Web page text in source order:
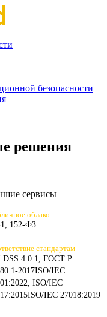
безопасности
решения
сервисы
облако
152-ФЗ
стандартам
DSS 4.0.1, ГОСТ Р
2017ISO/IEC
ISO/IEC
ISO/IEC 27018:2019